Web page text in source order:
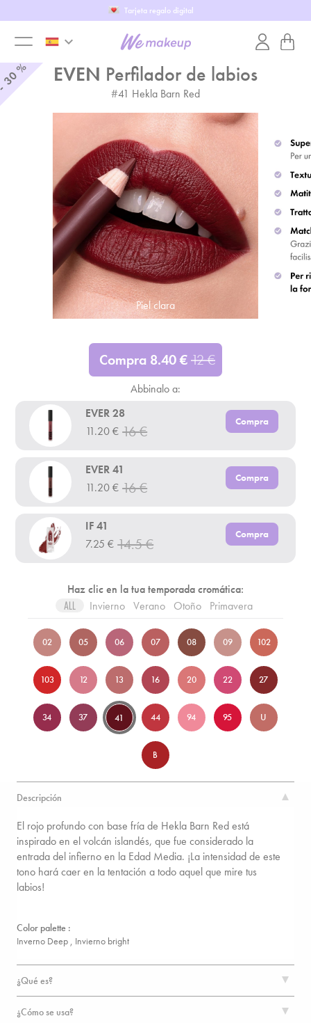
Tarjeta regalo digital
toggle
keyboard_arrow_down
% EVEN Perfilador de labios
#41 Hekla Barn Red
Piel clara
Compra 8.40€12€
Abbinalo a:
EVER 28
11.20€ 16€
Compra
EVER 41
11.20€ 16€
Compra
IF 41
7.25 € 14.5€
Compra
Haz clic en la tua temporada cromática:
ALL Invierno Verano Otoño Primavera
02 05 06 07 08 09 102
103 12 13 16 20 22 27
34 37 41 44 94 95 U
B
Descripción
El rojo profundo con base fría de Hekla Barn Red está
inspirado en el volcán islandés, que fue considerado la
entrada del infierno en la Edad Media. ¡La intensidad de este
tono hará caer en la tentación a todo aquel que mire tus
labios!
Color palette :
Inverno Deep , Invierno bright
¿Qué es?
¿Cómo se usa?